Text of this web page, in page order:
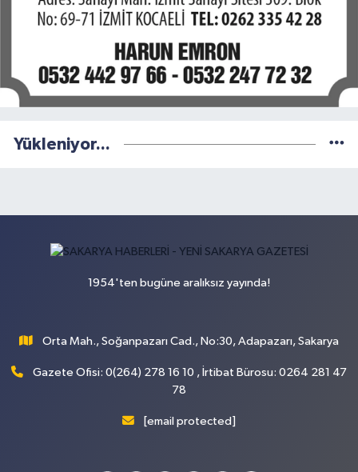
Yükleniyor...
1954'ten bugüne aralıksız yayında!
Orta Mah., Soğanpazarı Cad., No:30, Adapazarı, Sakarya
Gazete Ofisi: 0(264) 278 16 10 , İrtibat Bürosu: 0264 281 47
78
[email protected]